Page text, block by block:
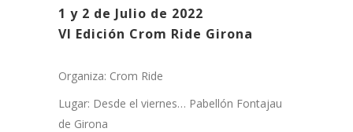
1 y 2 de Julio de 2022
VI Edición Crom Ride Girona
Organiza: Crom Ride
Lugar: Desde el viernes… Pabellón Fontajau
de Girona